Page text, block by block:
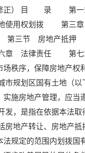
三次修正） 目
使用权划拨 第
三节 房地产抵
六章 法律责任
秩序，保障房地产
划区国有土地（以
实施房地产管理，
是指在依据本法取
地产转让、房地产
法规定的范围内划